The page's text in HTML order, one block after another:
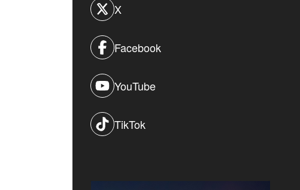
X
Facebook
YouTube
TikTok